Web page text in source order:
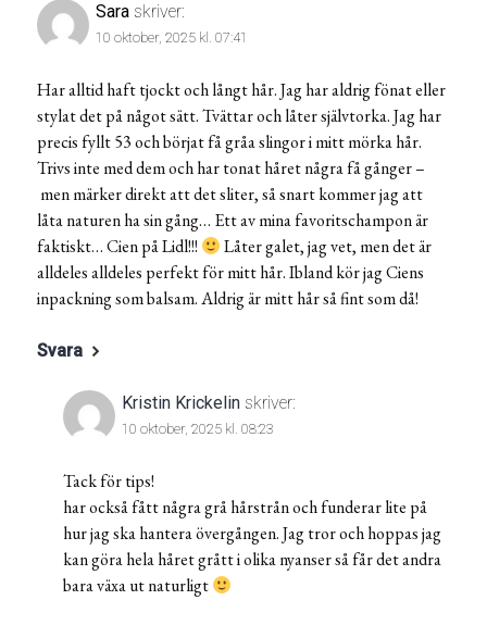
Sara skriver:
10 oktober, 2025 kl. 07:41
Har alltid haft tjockt och långt hår. Jag har aldrig fönat eller
stylat det på något sätt. Tvättar och låter självtorka. Jag har
precis fyllt 53 och börjat få gråa slingor i mitt mörka hår.
Trivs inte med dem och har tonat håret några få gånger –
men märker direkt att det sliter, så snart kommer jag att
låta naturen ha sin gång… Ett av mina favoritschampon är
faktiskt… Cien på Lidl!!!
Låter galet, jag vet, men det är
alldeles alldeles perfekt för mitt hår. Ibland kör jag Ciens
inpackning som balsam. Aldrig är mitt hår så fint som då!
Svara
Kristin Krickelin skriver:
10 oktober, 2025 kl. 08:23
Tack för tips!
har också fått några grå hårstrån och funderar lite på
hur jag ska hantera övergången. Jag tror och hoppas jag
kan göra hela håret grått i olika nyanser så får det andra
bara växa ut naturligt